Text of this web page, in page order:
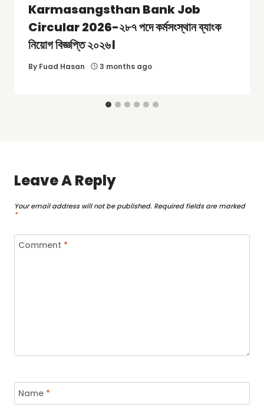
Karmasangsthan Bank Job
Circular 2026-২৮৭ পদে কর্মসংস্থান ব্যাংক
নিয়োগ বিজ্ঞপ্তি ২০২৬।
By Fuad Hasan 3 months ago
Leave A Reply
Your email address will not be published. Required fields are marked
*
Comment *
Name *